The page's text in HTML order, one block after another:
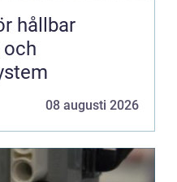
hållbar
08 augusti 2026